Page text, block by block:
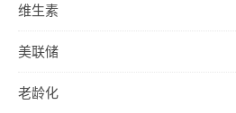
维生素
美联储
老龄化